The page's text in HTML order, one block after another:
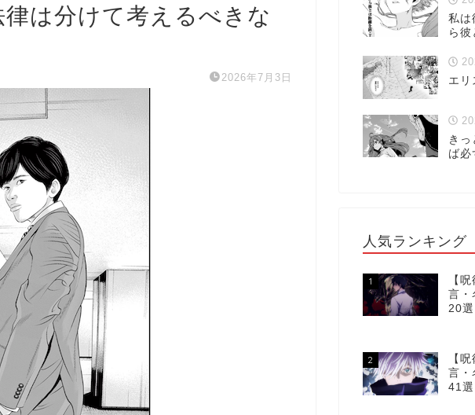
は分けて考えるべきな
2026年7月3日
私は
ら彼
エリ
き
ば必
人気ランキング
1
【
言・
20選
2
【
言・
41選